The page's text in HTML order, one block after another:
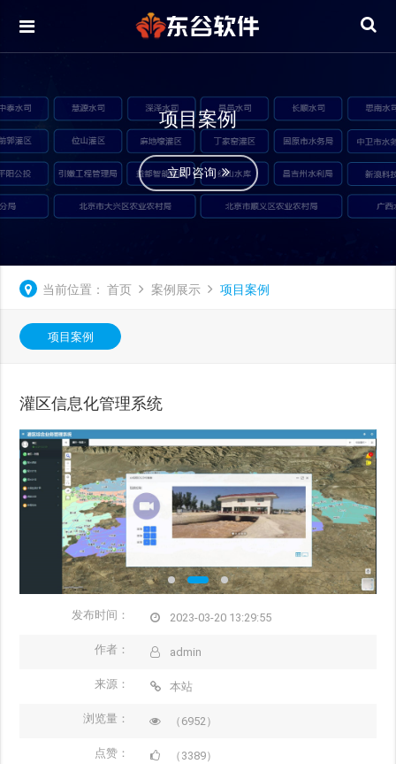
项目案例
立即咨询
当前位置： 首页 案例展示 项目案例
项目案例
灌区信息化管理系统
发布时间： 2023-03-20 13:29:55
作者： admin
来源： 本站
浏览量： （6952）
点赞： （3389）